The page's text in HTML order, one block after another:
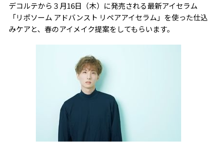
デコルテから３月16日（木）に発売される最新アイセラム
「リポソーム アドバンスト リペアアイセラム」を使った仕込
みケアと、春のアイメイク提案をしてもらいます。